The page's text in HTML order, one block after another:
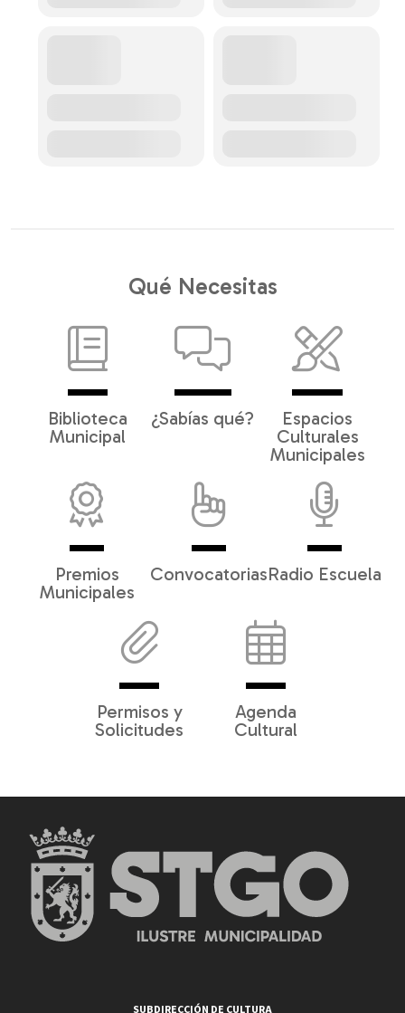
Qué Necesitas
Biblioteca
Municipal
¿Sabías qué?
Espacios
Culturales
Municipales
Premios
Municipales
ConvocatoriasRadio Escuela
Permisos y
Solicitudes
Agenda
Cultural
SUBDIRECCIÓN DE CULTURA